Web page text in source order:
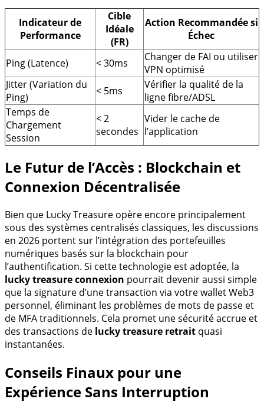
Indicateur de
Performance
Cible
Idéale
(FR)
Action Recommandée si
Échec
Ping (Latence) < 30ms
Changer de FAI ou utiliser
VPN optimisé
Jitter (Variation du
Ping)
< 5ms
Vérifier la qualité de la
ligne fibre/ADSL
Temps de
Chargement
Session
< 2
secondes
Vider le cache de
l’application
Le Futur de l’Accès : Blockchain et
Connexion Décentralisée
Bien que Lucky Treasure opère encore principalement
sous des systèmes centralisés classiques, les discussions
en 2026 portent sur l’intégration des portefeuilles
numériques basés sur la blockchain pour
l’authentification. Si cette technologie est adoptée, la
lucky treasure connexion pourrait devenir aussi simple
que la signature d’une transaction via votre wallet Web3
personnel, éliminant les problèmes de mots de passe et
de MFA traditionnels. Cela promet une sécurité accrue et
des transactions de lucky treasure retrait quasi
instantanées.
Conseils Finaux pour une
Expérience Sans Interruption